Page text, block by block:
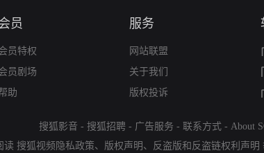
员
员特权
员剧场
助
服务
网站联盟
关于我们
版权投诉
搜狐影音 - 搜狐招聘 - 广告服务 - 联系方式 - About
读 搜狐视频隐私政策、 版权声明 、 反盗版和反盗链权利声明